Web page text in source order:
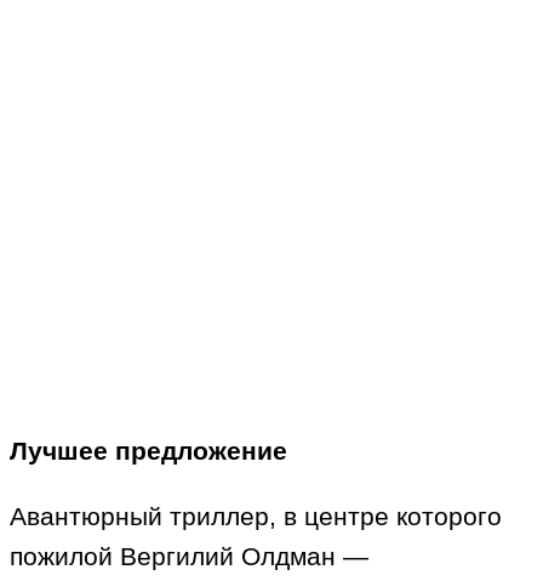
Лучшее предложение
Авантюрный триллер, в центре которого
пожилой Вергилий Олдман —